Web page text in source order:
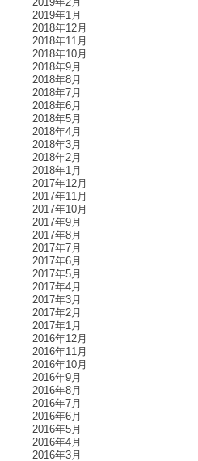
2019年1月
2018年12月
2018年11月
2018年10月
2018年9月
2018年8月
2018年7月
2018年6月
2018年5月
2018年4月
2018年3月
2018年2月
2018年1月
2017年12月
2017年11月
2017年10月
2017年9月
2017年8月
2017年7月
2017年6月
2017年5月
2017年4月
2017年3月
2017年2月
2017年1月
2016年12月
2016年11月
2016年10月
2016年9月
2016年8月
2016年7月
2016年6月
2016年5月
2016年4月
2016年3月